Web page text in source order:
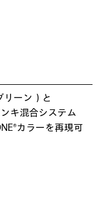
リーン）と
キ混合システム
カラーを再現可